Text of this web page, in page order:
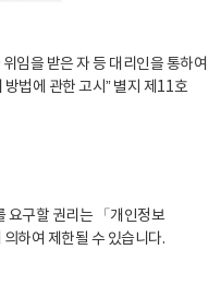
임을 받은 자 등 대리인을 통하여
법에 관한 고시” 별지 제11호
요구할 권리는 「개인정보
하여 제한될 수 있습니다.